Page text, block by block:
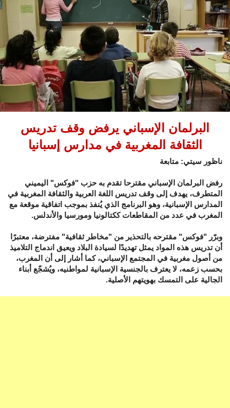
البرلمان الإسباني يرفض وقف تدريس
الثقافة المغربية في مدارس إسبانيا
ناظور سيتي: متابعة
رفض البرلمان الإسباني مقترحا تقدم به حزب "فوكس" اليميني
المتطرف، يهدف إلى وقف تدريس اللغة العربية والثقافة المغربية في
المدارس الإسبانية، وهو البرنامج الذي يُنفذ بموجب اتفاقية موقعة مع
المغرب في عدد من المقاطعات ككتالونيا ومورسيا والأندلس.
وبرّر "فوكس" مقترحه بالتحذير من "مخاطر ثقافية" مفترضة، معتبرًا
أن تدريس هذه المواد يمثل تهديدًا لسيادة البلاد ويعيق اندماج التلاميذ
من أصول مغربية في المجتمع الإسباني، كما أشار إلى أن المغرب،
بحسب زعمه، لا يعترف بالجنسية الإسبانية لمواطنيه، ويُشجّع أبناء
الجالية على التمسك بهويتهم الأصلية.